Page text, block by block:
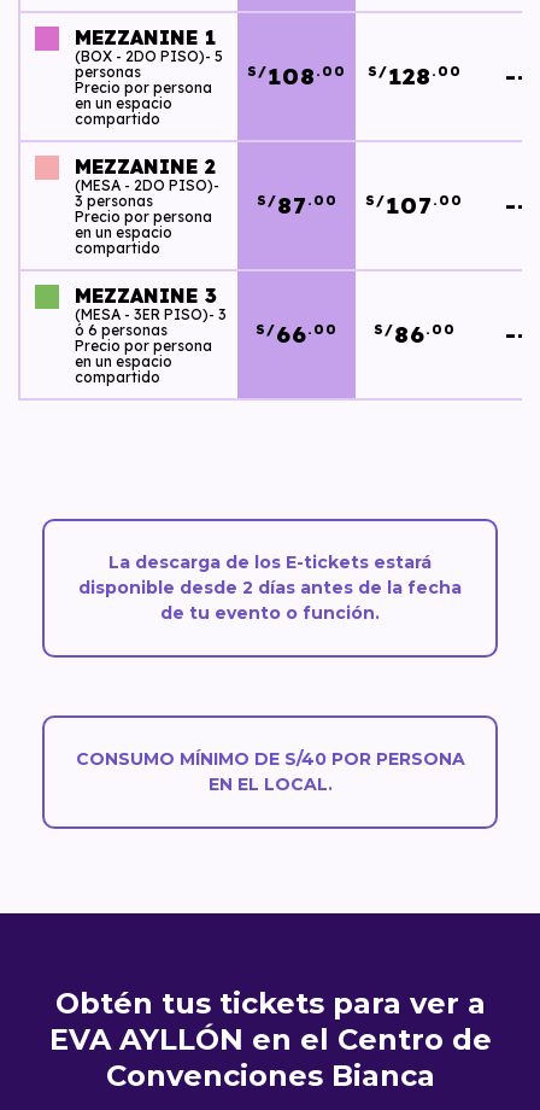
MEZZANINE 1
(BOX - 2DO PISO)- 5
personas
Precio por persona
en un espacio
compartido
S/108 .00 S/128 .00
MEZZANINE 2
(MESA - 2DO PISO)-
3 personas
Precio por persona
en un espacio
compartido
S/87.00 S/107.00
MEZZANINE 3
(MESA - 3ER PISO)- 3
ó 6 personas
Precio por persona
en un espacio
compartido
S/66.00 S/86.00
La descarga de los E-tickets estará
disponible desde 2 días antes de la fecha
de tu evento o función.
CONSUMO MÍNIMO DE S/40 POR PERSONA
EN EL LOCAL.
Obtén tus tickets para ver a
EVA AYLLÓN en el Centro de
Convenciones Bianca